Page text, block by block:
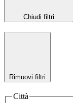
Chiudi filtri
Rimuovi filtri
Città